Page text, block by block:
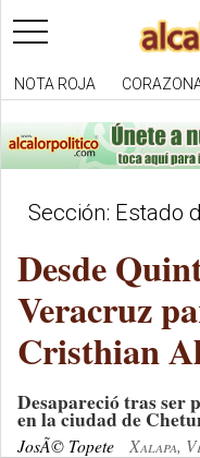
toggle
navigation
NOTA ROJA
Sección: Estado
Desde
Veracruz
Cristhian
Desapareció tras ser
en la ciudad de
JosÃ© Topete Xalapa,